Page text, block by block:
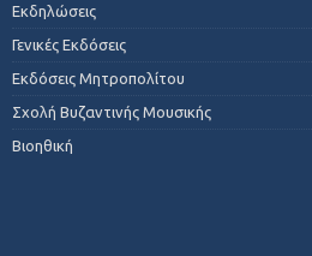
Εκδηλώσεις
Γενικές Εκδόσεις
Εκδόσεις Μητροπολίτου
Σχολή Βυζαντινής Μουσικής
Βιοηθική